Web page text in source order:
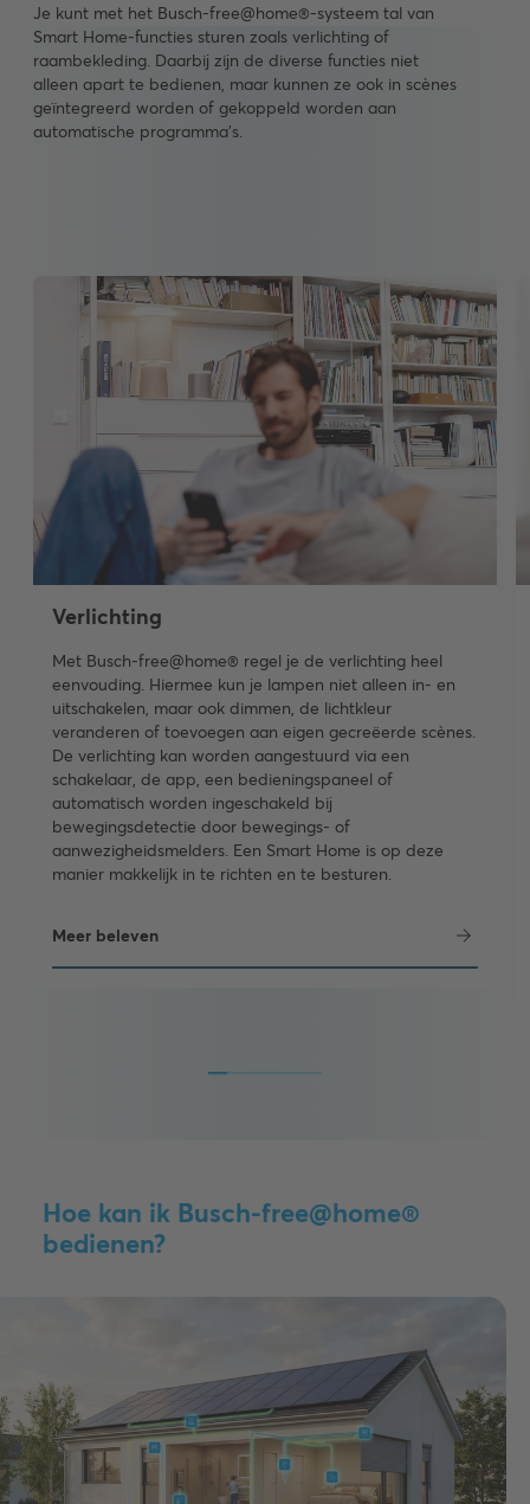
Je kunt met het Busch-free@home®-systeem tal van
Smart Home-functies sturen zoals verlichting of
raambekleding. Daarbij zijn de diverse functies niet
alleen apart te bedienen, maar kunnen ze ook in scènes
geïntegreerd worden of gekoppeld worden aan
automatische programma's.
Verlichting
Met Busch-free@home® regel je de verlichting heel
eenvouding. Hiermee kun je lampen niet alleen in- en
uitschakelen, maar ook dimmen, de lichtkleur
veranderen of toevoegen aan eigen gecreëerde scènes.
De verlichting kan worden aangestuurd via een
schakelaar, de app, een bedieningspaneel of
automatisch worden ingeschakeld bij
bewegingsdetectie door bewegings- of
aanwezigheidsmelders. Een Smart Home is op deze
manier makkelijk in te richten en te besturen.
Meer beleven
Hoe kan ik Busch-free@home®
bedienen?